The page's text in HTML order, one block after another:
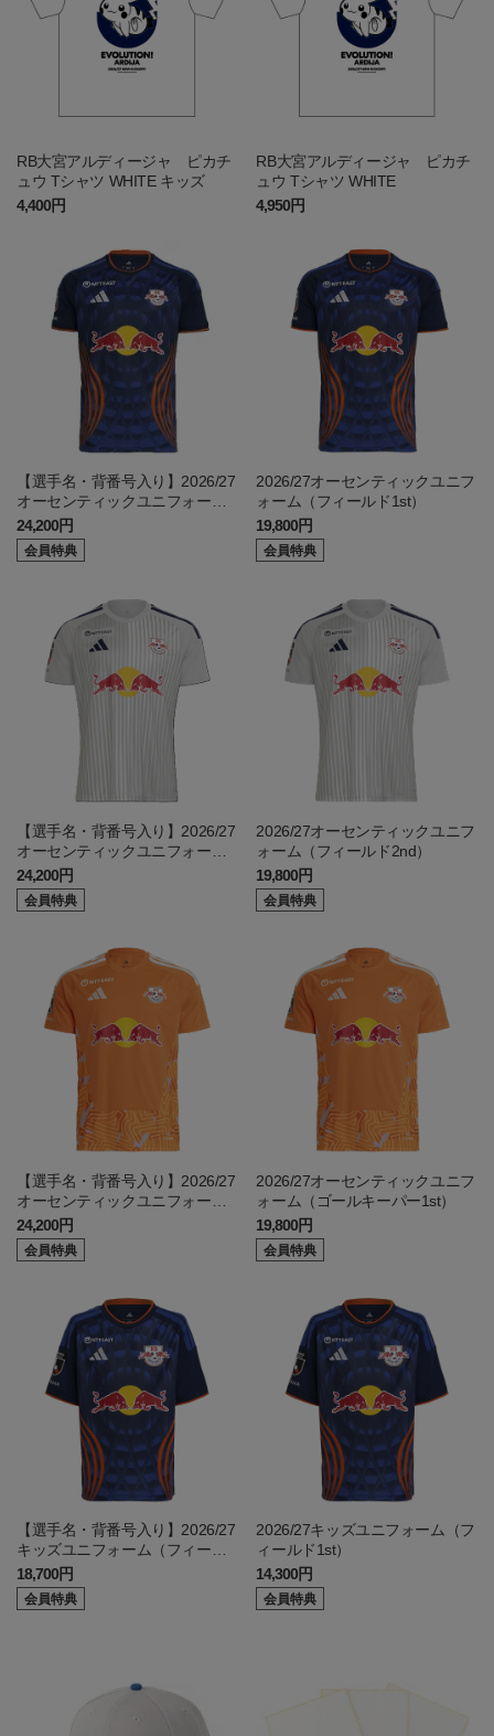
RB大宮アルディージャ ピカチ
ュウ Tシャツ WHITE キッズ
4,400円
RB大宮アルディージャ ピカチ
ュウ Tシャツ WHITE
4,950円
【選手名・背番号入り】2026/27
オーセンティックユニフォーム
（フィールド1st）
24,200円
会員特典
2026/27オーセンティックユニフ
ォーム（フィールド1st）
19,800円
会員特典
【選手名・背番号入り】2026/27
オーセンティックユニフォーム
（フィールド2nd）
24,200円
会員特典
2026/27オーセンティックユニフ
ォーム（フィールド2nd）
19,800円
会員特典
【選手名・背番号入り】2026/27
オーセンティックユニフォーム
（ゴールキーパー1st）
24,200円
会員特典
2026/27オーセンティックユニフ
ォーム（ゴールキーパー1st）
19,800円
会員特典
【選手名・背番号入り】2026/27
キッズユニフォーム（フィール
ド1st）
18,700円
会員特典
2026/27キッズユニフォーム（フ
ィールド1st）
14,300円
会員特典